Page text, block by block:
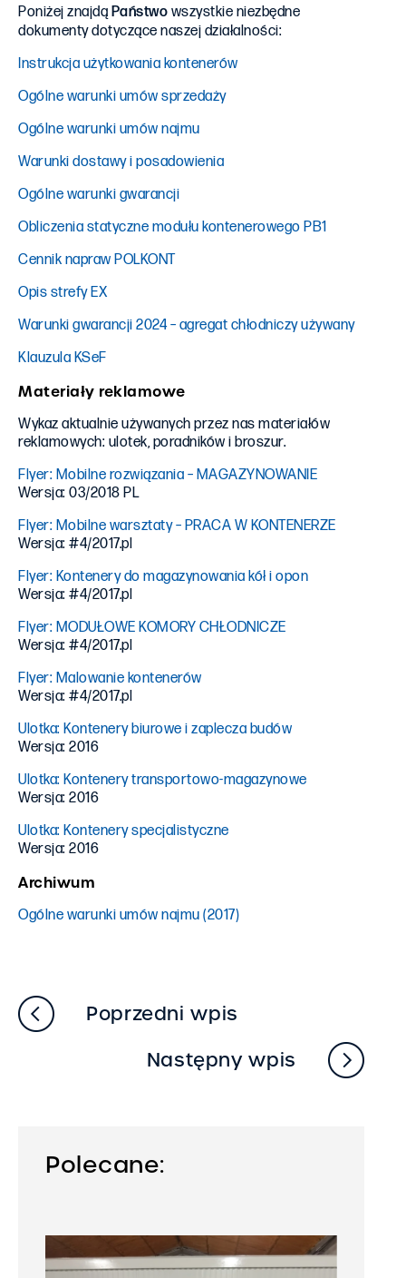
Poniżej znajdą Państwo wszystkie niezbędne
dokumenty dotyczące naszej działalności:
Instrukcja użytkowania kontenerów
Ogólne warunki umów sprzedaży
Ogólne warunki umów najmu
Warunki dostawy i posadowienia
Ogólne warunki gwarancji
Obliczenia statyczne modułu kontenerowego PB1
Cennik napraw POLKONT
Opis strefy EX
Warunki gwarancji 2024 – agregat chłodniczy używany
Klauzula KSeF
Materiały reklamowe
Wykaz aktualnie używanych przez nas materiałów
reklamowych: ulotek, poradników i broszur.
Flyer: Mobilne rozwiązania – MAGAZYNOWANIE
Wersja: 03/2018 PL
Flyer: Mobilne warsztaty – PRACA W KONTENERZE
Wersja: #4/2017.pl
Flyer: Kontenery do magazynowania kół i opon
Wersja: #4/2017.pl
Flyer: MODUŁOWE KOMORY CHŁODNICZE
Wersja: #4/2017.pl
Flyer: Malowanie kontenerów
Wersja: #4/2017.pl
Ulotka: Kontenery biurowe i zaplecza budów
Wersja: 2016
Ulotka: Kontenery transportowo-magazynowe
Wersja: 2016
Ulotka: Kontenery specjalistyczne
Wersja: 2016
Archiwum
Ogólne warunki umów najmu (2017)
Poprzedni wpis
Następny wpis
Polecane: